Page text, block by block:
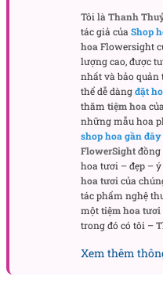
Bảng màu hướng tới
dương mang năng
gian thở, xanh dịu của
nối toàn bộ để tổng
bông giữ chiều cao
chút để khi nhìn chính
hoa cũng không lấn
Hoàn thiện và cảm
Giấy gói chọn tông
tròn. Nếp gấp bo mềm
Tôi làThanh
tác giả củaShop
hoaFlowersight
lượng cao, được
nhất và bảo quản
thể dễ dàngđặt
thămtiệm hoa
những mẫu hoa
shop hoa gần đây
FlowerSightđồng
hoa tươi – đẹp –
hoa tươicủa
tác phẩm nghệ
mộttiệm hoa tươi
trong đó có tôi –
Xem thêm